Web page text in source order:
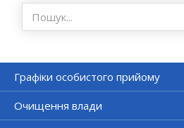
Графіки особистого прийому
Очищення влади